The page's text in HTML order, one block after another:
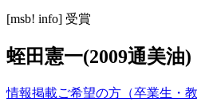
[msb! info] 受賞
蛭田憲一(2009通美油)
情報掲載ご希望の方（卒業生・